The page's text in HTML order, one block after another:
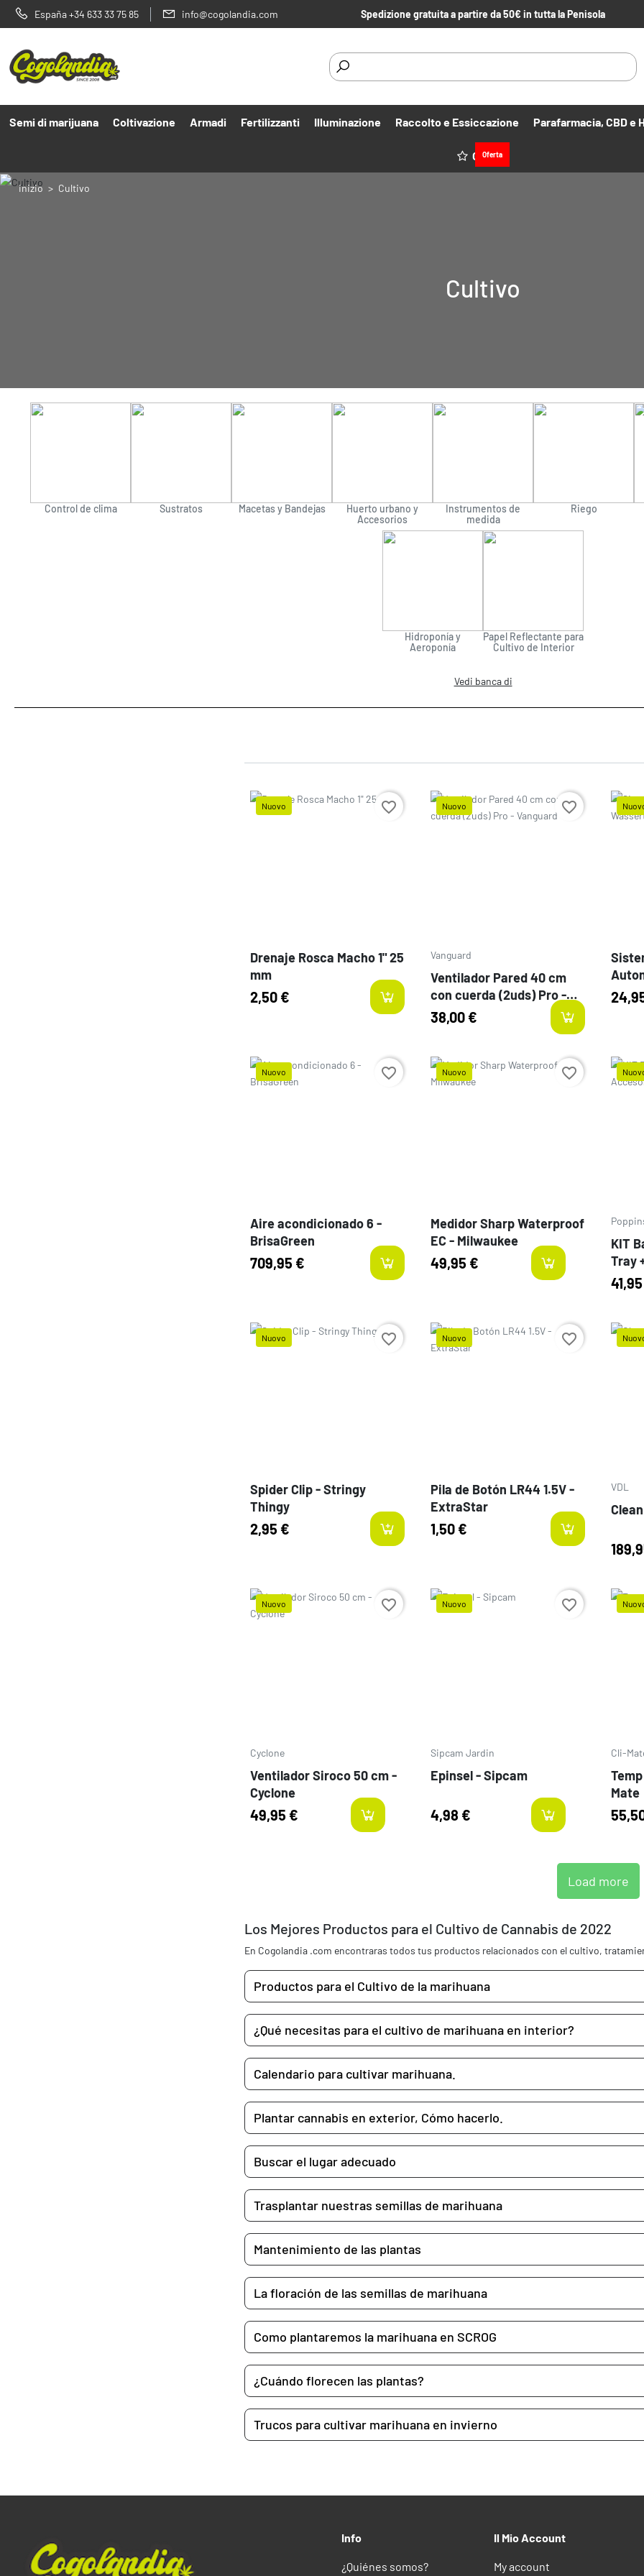
España +34 633 33 75 85 info@cogolandia.com Spedizione gratuita a partire da 50€ in tutta la Penisola
Semi di marijuana Coltivazione Armadi Fertilizzanti Illuminazione Raccolto e Essiccazione Parafarmacia, CBD e
Offerte
Oferta
inizio Cultivo
Cultivo
Control de clima Sustratos Macetas y Bandejas
Huerto urbano y
Accesorios
Instrumentos de
medida
Riego
Hidroponía y
Aeroponía
Papel Reflectante para
Cultivo de Interior
Vedi banca di
Nuovo
Drenaje Rosca Macho 1" 25
mm
2,50 €
favorite_border Nuovo
Vanguard
Ventilador Pared 40 cm
con cuerda (2uds) Pro -
Vanguard
38,00 €
favorite_border
Nuovo
Aire acondicionado 6 -
BrisaGreen
709,95 €
favorite_border Nuovo
Medidor Sharp Waterproof
EC - Milwaukee
49,95 €
favorite_border
KIT
Tray
Nuovo
Spider Clip - Stringy
Thingy
2,95 €
favorite_border Nuovo
Pila de Botón LR44 1.5V -
ExtraStar
1,50 €
favorite_border
VDL
Nuovo
Prezzo
Cyclone
Ventilador Siroco 50 cm -
Cyclone
49,95 € last-items
favorite_border Nuovo
Sipcam Jardin
Epinsel - Sipcam
4,98 €
favorite_border
Cli-
Mate
Load more
Los Mejores Productos para el Cultivo de Cannabis de 2022
En Cogolandia .com encontraras todos tus productos relacionados con el cultivo,
Productos para el Cultivo de la marihuana
¿Qué necesitas para el cultivo de marihuana en interior?
Calendario para cultivar marihuana.
Plantar cannabis en exterior, Cómo hacerlo.
Buscar el lugar adecuado
Trasplantar nuestras semillas de marihuana
Mantenimiento de las plantas
La floración de las semillas de marihuana
Como plantaremos la marihuana en SCROG
¿Cuándo florecen las plantas?
Trucos para cultivar marihuana en invierno
Info
¿Quiénes somos?
Il Mio Account
My account